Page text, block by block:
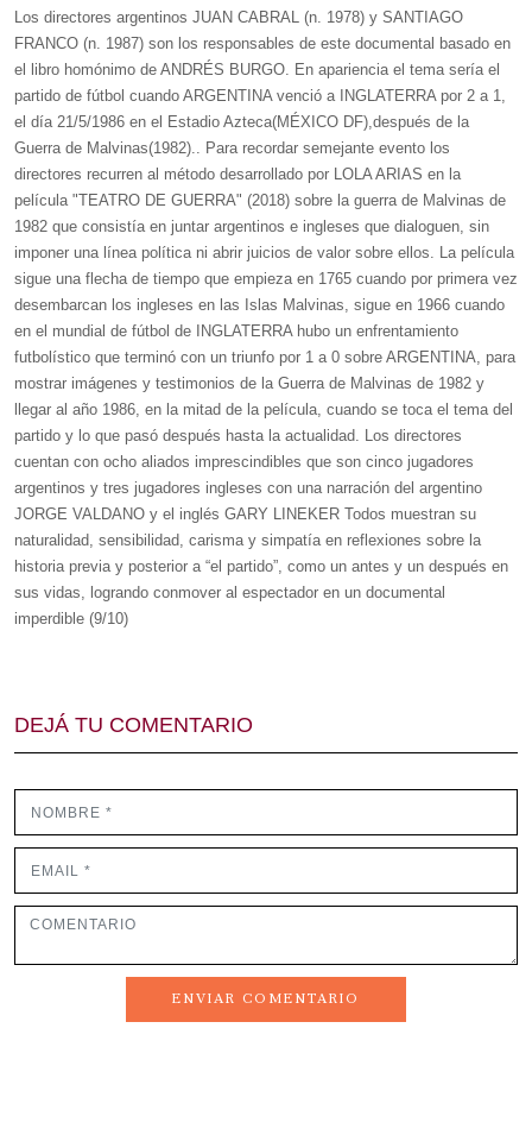
Los directores argentinos JUAN CABRAL (n. 1978) y SANTIAGO
FRANCO (n. 1987) son los responsables de este documental basado en
el libro homónimo de ANDRÉS BURGO. En apariencia el tema sería el
partido de fútbol cuando ARGENTINA venció a INGLATERRA por 2 a 1,
el día 21/5/1986 en el Estadio Azteca(MÉXICO DF),después de la
Guerra de Malvinas(1982).. Para recordar semejante evento los
directores recurren al método desarrollado por LOLA ARIAS en la
película "TEATRO DE GUERRA" (2018) sobre la guerra de Malvinas de
1982 que consistía en juntar argentinos e ingleses que dialoguen, sin
imponer una línea política ni abrir juicios de valor sobre ellos. La película
sigue una flecha de tiempo que empieza en 1765 cuando por primera vez
desembarcan los ingleses en las Islas Malvinas, sigue en 1966 cuando
en el mundial de fútbol de INGLATERRA hubo un enfrentamiento
futbolístico que terminó con un triunfo por 1 a 0 sobre ARGENTINA, para
mostrar imágenes y testimonios de la Guerra de Malvinas de 1982 y
llegar al año 1986, en la mitad de la película, cuando se toca el tema del
partido y lo que pasó después hasta la actualidad. Los directores
cuentan con ocho aliados imprescindibles que son cinco jugadores
argentinos y tres jugadores ingleses con una narración del argentino
JORGE VALDANO y el inglés GARY LINEKER Todos muestran su
naturalidad, sensibilidad, carisma y simpatía en reflexiones sobre la
historia previa y posterior a “el partido”, como un antes y un después en
sus vidas, logrando conmover al espectador en un documental
imperdible (9/10)
DEJÁ TU COMENTARIO
ENVIAR COMENTARIO